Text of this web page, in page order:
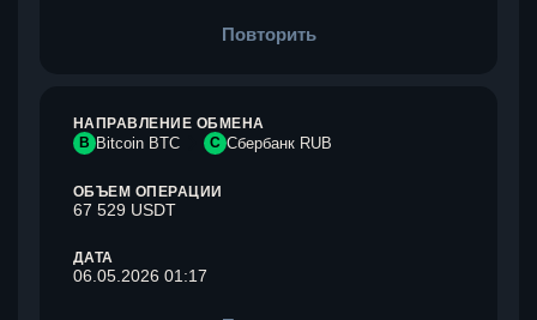
Повторить
НАПРАВЛЕНИЕ ОБМЕНА
B Bitcoin BTC С Сбербанк RUB
ОБЪЕМ ОПЕРАЦИИ
67 529 USDT
ДАТА
06.05.2026 01:17